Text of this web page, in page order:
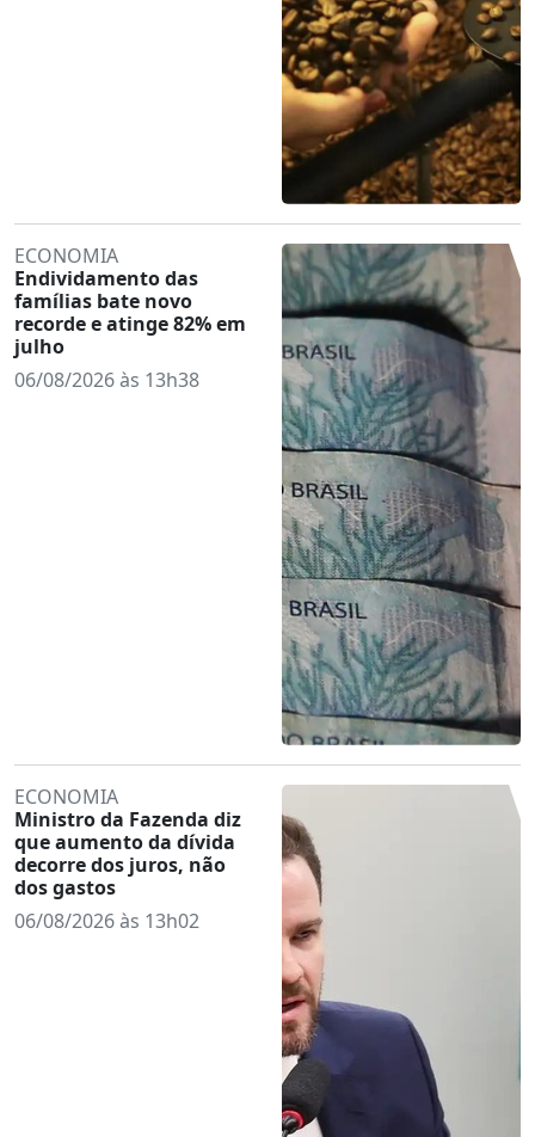
ECONOMIA
Endividamento das
famílias bate novo
recorde e atinge 82% em
julho
06/08/2026 às 13h38
ECONOMIA
Ministro da Fazenda diz
que aumento da dívida
decorre dos juros, não
dos gastos
06/08/2026 às 13h02